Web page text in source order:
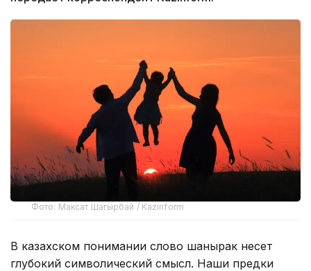
Фото: Максат Шагырбай / Kazinform
В казахском понимании слово шанырак несет
глубокий символический смысл. Наши предки